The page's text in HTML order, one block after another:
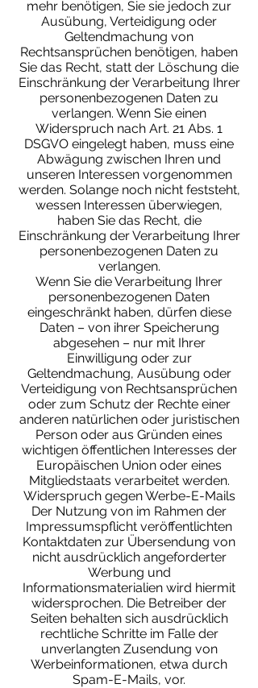
mehr benötigen, Sie sie jedoch zur
Ausübung, Verteidigung oder
Geltendmachung von
Rechtsansprüchen benötigen, haben
Sie das Recht, statt der Löschung die
Einschränkung der Verarbeitung Ihrer
personenbezogenen Daten zu
verlangen. Wenn Sie einen
Widerspruch nach Art. 21 Abs. 1
DSGVO eingelegt haben, muss eine
Abwägung zwischen Ihren und
unseren Interessen vorgenommen
werden. Solange noch nicht feststeht,
wessen Interessen überwiegen,
haben Sie das Recht, die
Einschränkung der Verarbeitung Ihrer
personenbezogenen Daten zu
verlangen.
Wenn Sie die Verarbeitung Ihrer
personenbezogenen Daten
eingeschränkt haben, dürfen diese
Daten – von ihrer Speicherung
abgesehen – nur mit Ihrer
Einwilligung oder zur
Geltendmachung, Ausübung oder
Verteidigung von Rechtsansprüchen
oder zum Schutz der Rechte einer
anderen natürlichen oder juristischen
Person oder aus Gründen eines
wichtigen öffentlichen Interesses der
Europäischen Union oder eines
Mitgliedstaats verarbeitet werden.
Widerspruch gegen Werbe-E-Mails
Der Nutzung von im Rahmen der
Impressumspflicht veröffentlichten
Kontaktdaten zur Übersendung von
nicht ausdrücklich angeforderter
Werbung und
Informationsmaterialien wird hiermit
widersprochen. Die Betreiber der
Seiten behalten sich ausdrücklich
rechtliche Schritte im Falle der
unverlangten Zusendung von
Werbeinformationen, etwa durch
Spam-E-Mails, vor.